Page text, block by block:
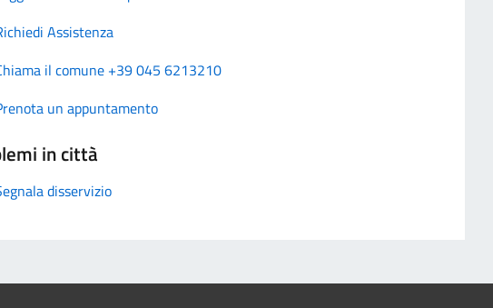
Assistenza
il comune +39 045 6213210
un appuntamento
in città
disservizio